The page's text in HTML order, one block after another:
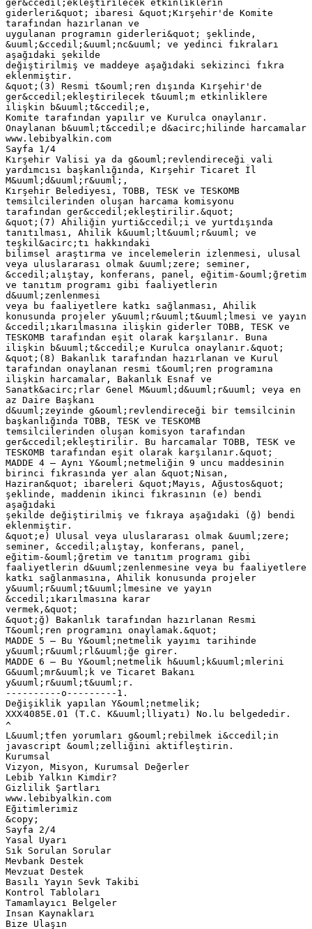
ger&ccedil;ekleştirilecek etkinliklerin
giderleri&quot; ibaresi &quot;Kırşehir'de Komite
tarafından hazırlanan ve
uygulanan programın giderleri&quot; şeklinde,
&uuml;&ccedil;&uuml;nc&uuml; ve yedinci fıkraları
aşağıdaki şekilde
değiştirilmiş ve maddeye aşağıdaki sekizinci fıkra
eklenmiştir.
&quot;(3) Resmi t&ouml;ren dışında Kırşehir'de
ger&ccedil;ekleştirilecek t&uuml;m etkinliklere
ilişkin b&uuml;t&ccedil;e,
Komite tarafından yapılır ve Kurulca onaylanır.
Onaylanan b&uuml;t&ccedil;e d&acirc;hilinde harcamalar
www.lebibyalkin.com
Sayfa 1/4
Kırşehir Valisi ya da g&ouml;revlendireceği vali
yardımcısı başkanlığında, Kırşehir Ticaret İl
M&uuml;d&uuml;r&uuml;,
Kırşehir Belediyesi, TOBB, TESK ve TESKOMB
temsilcilerinden oluşan harcama komisyonu
tarafından ger&ccedil;ekleştirilir.&quot;
&quot;(7) Ahiliğin yurti&ccedil;i ve yurtdışında
tanıtılması, Ahilik k&uuml;lt&uuml;r&uuml; ve
teşkil&acirc;tı hakkındaki
bilimsel araştırma ve incelemelerin izlenmesi, ulusal
veya uluslararası olmak &uuml;zere; seminer,
&ccedil;alıştay, konferans, panel, eğitim-&ouml;ğretim
ve tanıtım programı gibi faaliyetlerin
d&uuml;zenlenmesi
veya bu faaliyetlere katkı sağlanması, Ahilik
konusunda projeler y&uuml;r&uuml;t&uuml;lmesi ve yayın
&ccedil;ıkarılmasına ilişkin giderler TOBB, TESK ve
TESKOMB tarafından eşit olarak karşılanır. Buna
ilişkin b&uuml;t&ccedil;e Kurulca onaylanır.&quot;
&quot;(8) Bakanlık tarafından hazırlanan ve Kurul
tarafından onaylanan resmi t&ouml;ren programına
ilişkin harcamalar, Bakanlık Esnaf ve
Sanatk&acirc;rlar Genel M&uuml;d&uuml;r&uuml; veya en
az Daire Başkanı
d&uuml;zeyinde g&ouml;revlendireceği bir temsilcinin
başkanlığında TOBB, TESK ve TESKOMB
temsilcilerinden oluşan komisyon tarafından
ger&ccedil;ekleştirilir. Bu harcamalar TOBB, TESK ve
TESKOMB tarafından eşit olarak karşılanır.&quot;
MADDE 4 – Aynı Y&ouml;netmeliğin 9 uncu maddesinin
birinci fıkrasında yer alan &quot;Nisan,
Haziran&quot; ibareleri &quot;Mayıs, Ağustos&quot;
şeklinde, maddenin ikinci fıkrasının (e) bendi
aşağıdaki
şekilde değiştirilmiş ve fıkraya aşağıdaki (ğ) bendi
eklenmiştir.
&quot;e) Ulusal veya uluslararası olmak &uuml;zere;
seminer, &ccedil;alıştay, konferans, panel,
eğitim-&ouml;ğretim ve tanıtım programı gibi
faaliyetlerin d&uuml;zenlenmesine veya bu faaliyetlere
katkı sağlanmasına, Ahilik konusunda projeler
y&uuml;r&uuml;t&uuml;lmesine ve yayın
&ccedil;ıkarılmasına karar
vermek,&quot;
&quot;ğ) Bakanlık tarafından hazırlanan Resmi
T&ouml;ren programını onaylamak.&quot;
MADDE 5 – Bu Y&ouml;netmelik yayımı tarihinde
y&uuml;r&uuml;rl&uuml;ğe girer.
MADDE 6 – Bu Y&ouml;netmelik h&uuml;k&uuml;mlerini
G&uuml;mr&uuml;k ve Ticaret Bakanı
y&uuml;r&uuml;t&uuml;r.
----------o---------1.
Değişiklik yapılan Y&ouml;netmelik;
XXX⁄4085E.01 (T.C. K&uuml;lliyatı) No.lu belgededir.
^
L&uuml;tfen yorumları g&ouml;rebilmek i&ccedil;in
javascript &ouml;zelliğini aktifleştirin.
Kurumsal
Vizyon, Misyon, Kurumsal Değerler
Lebib Yalkın Kimdir?
Gizlilik Şartları
www.lebibyalkin.com
Eğitimlerimiz
&copy;
Sayfa 2/4
Yasal Uyarı
Sık Sorulan Sorular
Mevbank Destek
Mevzuat Destek
Basılı Yayın Sevk Takibi
Kontrol Tabloları
Tamamlayıcı Belgeler
Insan Kaynakları
Bize Ulaşın